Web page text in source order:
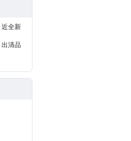
近全新
出清品